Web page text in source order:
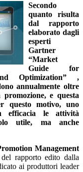
Secondo
quanto risulta
dal rapporto
elaborato dagli
esperti
Gartner
“Market
Guide for
Optimization” ,
annualmente oltre
e questa
questo motivo, uno
efficacia le attività
utile, ma anche
Management
rapporto edito dalla
ai produttori leader